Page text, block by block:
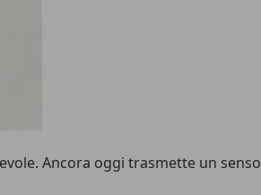
Ancora oggi trasmette un senso